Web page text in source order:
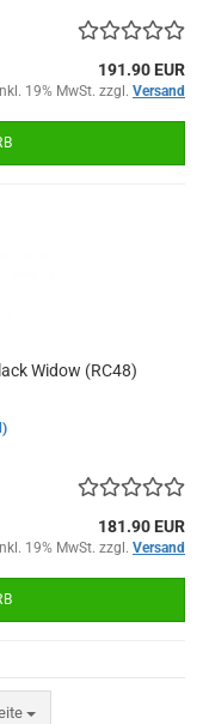
191.90 EUR
19% MwSt. zzgl. Versand
Widow (RC48)
181.90 EUR
19% MwSt. zzgl. Versand